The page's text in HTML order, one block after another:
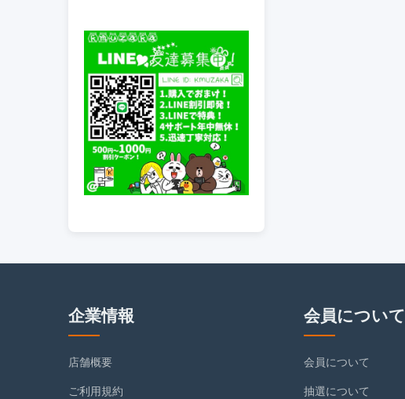
企業情報
店舗概要
ご利用規約
会員について
会員について
抽選について